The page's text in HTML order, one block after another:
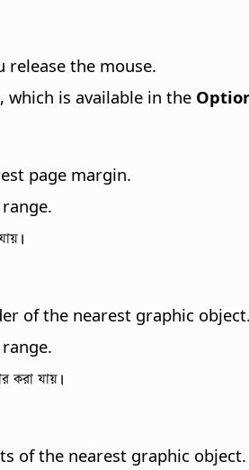
release the mouse.
which is available in the
page margin.
of the nearest graphic
করা যায়।
of the nearest graphic object.